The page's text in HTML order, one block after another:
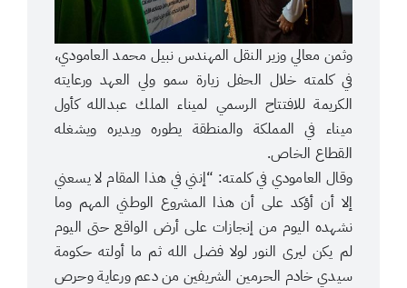
وثمن معالي وزير النقل المهندس نبيل محمد العامودي،
في كلمته خلال الحفل زيارة سمو ولي العهد ورعايته
الكريمة للافتتاح الرسمي لميناء الملك عبدالله كأول
ميناء في المملكة والمنطقة يطوره ويديره ويشغله
القطاع الخاص.
وقال العامودي في كلمته: “إنني في هذا المقام لا يسعني
إلا أن أؤكد على أن هذا المشروع الوطني المهم وما
نشهده اليوم من إنجازات على أرض الواقع حتى اليوم
لم يكن ليرى النور لولا فضل الله ثم ما أولته حكومة
سيدي خادم الحرمين الشريفين من دعم ورعاية وحرص